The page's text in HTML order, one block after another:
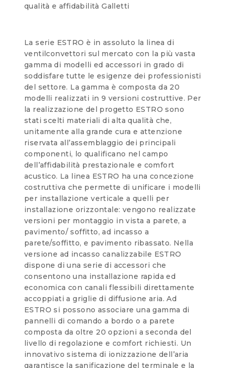
qualità e affidabilità Galletti
La serie ESTRO è in assoluto la linea di
ventilconvettori sul mercato con la più vasta
gamma di modelli ed accessori in grado di
soddisfare tutte le esigenze dei professionisti
del settore. La gamma è composta da 20
modelli realizzati in 9 versioni costruttive. Per
la realizzazione del progetto ESTRO sono
stati scelti materiali di alta qualità che,
unitamente alla grande cura e attenzione
riservata all’assemblaggio dei principali
componenti, lo qualificano nel campo
dell’affidabilità prestazionale e comfort
acustico. La linea ESTRO ha una concezione
costruttiva che permette di unificare i modelli
per installazione verticale a quelli per
installazione orizzontale: vengono realizzate
versioni per montaggio in vista a parete, a
pavimento/ soffitto, ad incasso a
parete/soffitto, e pavimento ribassato. Nella
versione ad incasso canalizzabile ESTRO
dispone di una serie di accessori che
consentono una installazione rapida ed
economica con canali flessibili direttamente
accoppiati a griglie di diffusione aria. Ad
ESTRO si possono associare una gamma di
pannelli di comando a bordo o a parete
composta da oltre 20 opzioni a seconda del
livello di regolazione e comfort richiesti. Un
innovativo sistema di ionizzazione dell’aria
garantisce la sanificazione del terminale e la